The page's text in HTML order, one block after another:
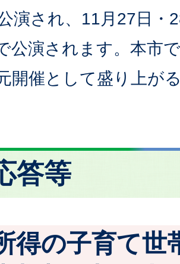
演され、11月27日・
公演されます。本市
開催として盛り上が
答等
得の子育て世